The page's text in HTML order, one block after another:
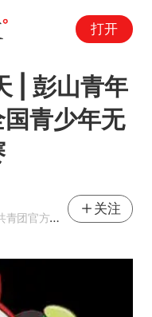
打开
| 彭山青年
青少年无
团官方网易号
关注